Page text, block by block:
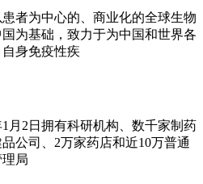
者为中心的、商业化的全球生物
为基础，致力于为中国和世界各
身免疫性疾
月2日拥有科研机构、数千家制药
公司、2万家药店和近10万普通
局